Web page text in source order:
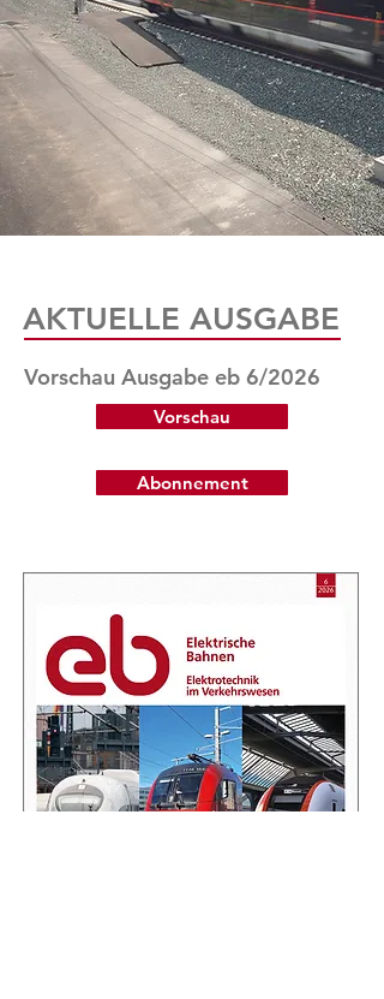
AKTUELLE AUSGABE
Vorschau Ausgabe eb 6/2026
Vorschau
Abonnement